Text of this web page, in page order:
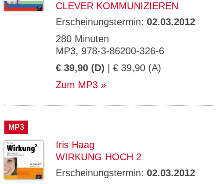
CLEVER KOMMUNIZIEREN
Erscheinungstermin: 02.03.2012
280 Minuten
MP3, 978-3-86200-326-6
€ 39,90 (D) | € 39,90 (A)
Zum MP3
MP3
Iris Haag
WIRKUNG HOCH 2
Erscheinungstermin: 02.03.2012